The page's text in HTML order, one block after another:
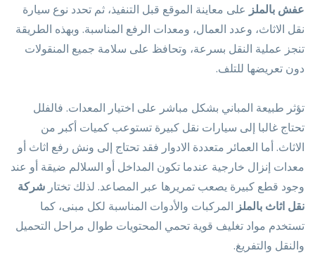
عفش بالملز على معاينة الموقع قبل التنفيذ، ثم تحدد نوع سيارة
نقل الاثاث، وعدد العمال، ومعدات الرفع المناسبة. وبهذه الطريقة
تنجز عملية النقل بسرعة، وتحافظ على سلامة جميع المنقولات
دون تعريضها للتلف.
تؤثر طبيعة المباني بشكل مباشر على اختيار المعدات. فالفلل
تحتاج غالبا إلى سيارات نقل كبيرة تستوعب كميات أكبر من
الاثاث. أما العمائر متعددة الادوار فقد تحتاج إلى ونش رفع اثاث أو
معدات إنزال خارجية عندما تكون المداخل أو السلالم ضيقة أو عند
وجود قطع كبيرة يصعب تمريرها عبر المصاعد. لذلك تختار شركة
نقل اثاث بالملز المركبات والأدوات المناسبة لكل مبنى، كما
تستخدم مواد تغليف قوية تحمي المحتويات طوال مراحل التحميل
والنقل والتفريغ.